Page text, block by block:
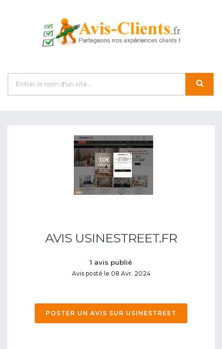
AVIS USINESTREET.FR
1 avis publié
Avis posté le 08 Avr. 2024
POSTER UN AVIS SUR USINESTREET